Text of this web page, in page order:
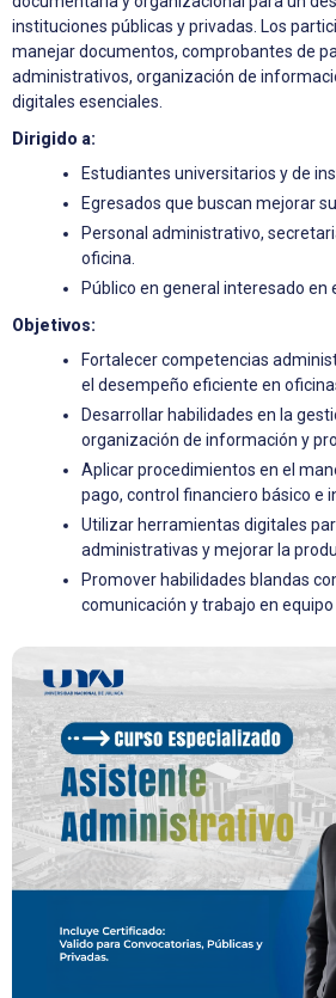
instituciones públicas y privadas. Los
manejar documentos, comprobantes de
administrativos, organización de
digitales esenciales.
Dirigido a:
Estudiantes universitarios y de
Egresados que buscan mejorar
Personal administrativo,
oficina.
Público en general interesado en
Objetivos:
Fortalecer competencias
el desempeño eficiente en
Desarrollar habilidades en la
organización de información y
Aplicar procedimientos en el
pago, control financiero básico e
Utilizar herramientas digitales
administrativas y mejorar la
Promover habilidades blandas
comunicación y trabajo en equipo